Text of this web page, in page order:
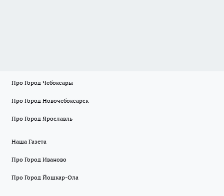
Про Город Чебоксары
Про Город Новочебоксарск
Про Город Ярославль
Наша Газета
Про Город Иваново
Про Город Йошкар-Ола